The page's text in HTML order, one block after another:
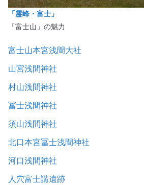
「霊峰・富士」
「富士山」の魅力
富士山本宮浅間大社
山宮浅間神社
村山浅間神社
冨士浅間神社
須山浅間神社
北口本宮冨士浅間神社
河口浅間神社
人穴富士講遺跡